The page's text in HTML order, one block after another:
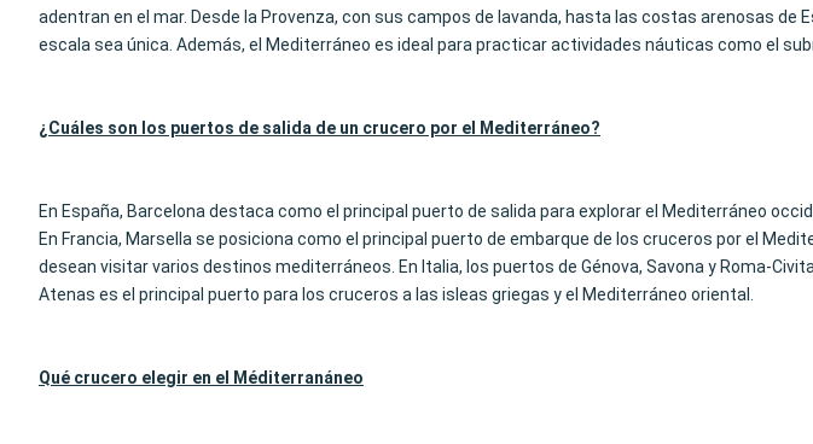
adentran en el mar. Desde la Provenza, con sus campos de lavanda, hasta las costas arenosas
escala sea única. Además, el Mediterráneo es ideal para practicar actividades náuticas como el
¿Cuáles son los puertos de salida de un crucero por el Mediterráneo?
En España, Barcelona destaca como el principal puerto de salida para explorar el Mediterráneo
En Francia, Marsella se posiciona como el principal puerto de embarque de los cruceros por el
desean visitar varios destinos mediterráneos. En Italia, los puertos de Génova, Savona y Roma-
Atenas es el principal puerto para los cruceros a las isleas griegas y el Mediterráneo oriental.
Qué crucero elegir en el Méditerranáneo